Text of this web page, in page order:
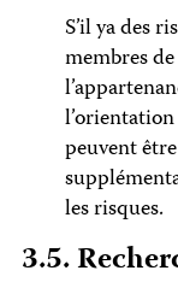
S’il ya des
membres
peuvent
les risques.
3.5.